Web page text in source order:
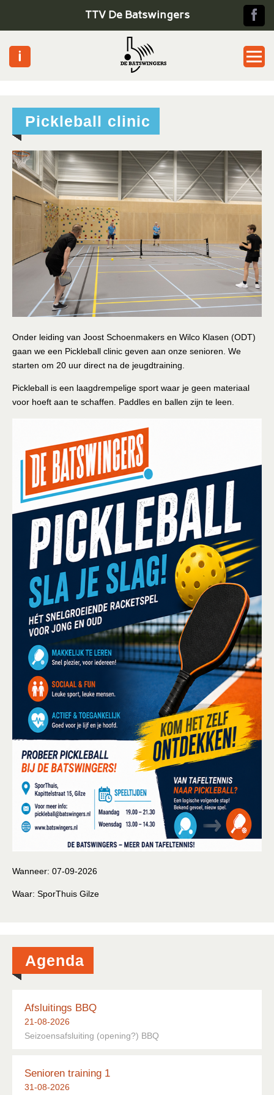
TTV De Batswingers
Senioren
Pickle ball
Toernooien
Informatie
Lid Worden
Sponsoring
Pickleball clinic
Onder leiding van Joost Schoenmakers en Wilco Klasen (ODT)
gaan we een Pickleball clinic geven aan onze senioren. We
starten om 20 uur direct na de jeugdtraining.
Pickleball is een laagdrempelige sport waar je geen materiaal
voor hoeft aan te schaffen. Paddles en ballen zijn te leen.
Wanneer: 07-09-2026
Waar: SporThuis Gilze
Agenda
Afsluitings BBQ
21-08-2026
Seizoensafsluiting (opening?) BBQ
Senioren training 1
31-08-2026